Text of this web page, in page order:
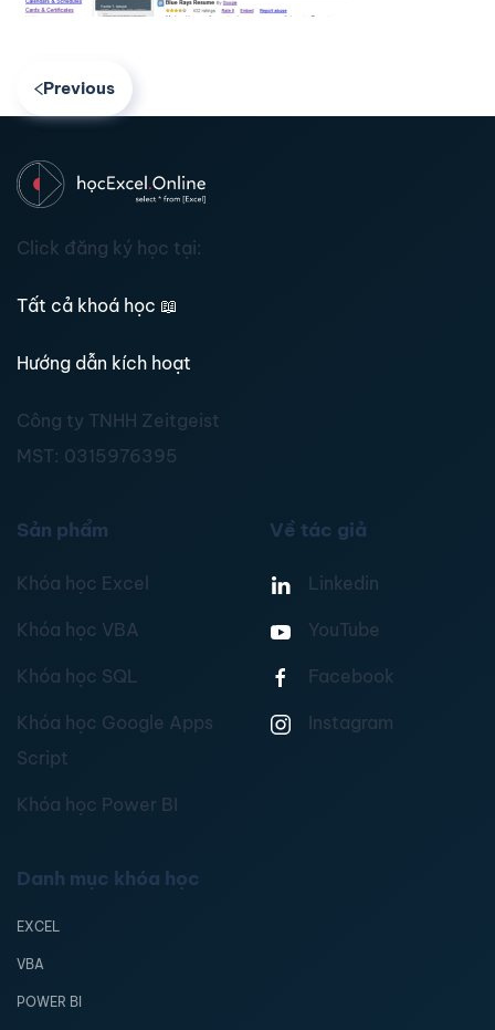
Previous
Click đăng ký học tại:
Tất cả khoá học 📖
Hướng dẫn kích hoạt
Công ty TNHH Zeitgeist
MST: 0315976395
Sản phẩm
Khóa học Excel
Khóa học VBA
Khóa học SQL
Khóa học Google Apps
Script
Khóa học Power BI
Về tác giả
Linkedin
YouTube
Facebook
Instagram
Danh mục khóa học
EXCEL
VBA
POWER BI